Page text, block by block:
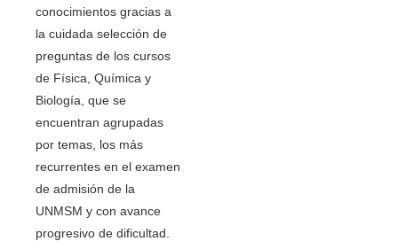
conocimientos gracias a
la cuidada selección de
preguntas de los cursos
de Física, Química y
Biología, que se
encuentran agrupadas
por temas, los más
recurrentes en el examen
de admisión de la
UNMSM y con avance
progresivo de dificultad.